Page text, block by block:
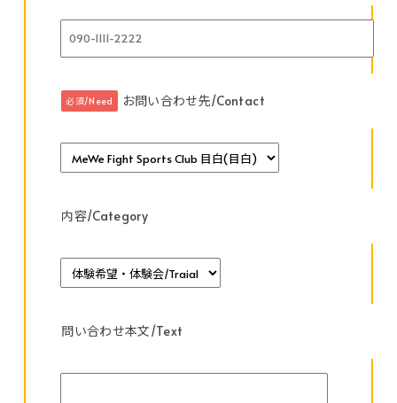
必須/Need お問い合わせ先/Contact
内容/Category
問い合わせ本文/Text